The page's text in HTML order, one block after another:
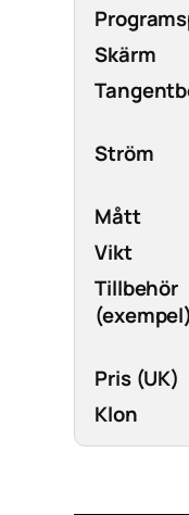
Skärm
Ström
Mått
Vikt
Tillbehör
(exempel)
Pris (UK)
Klon